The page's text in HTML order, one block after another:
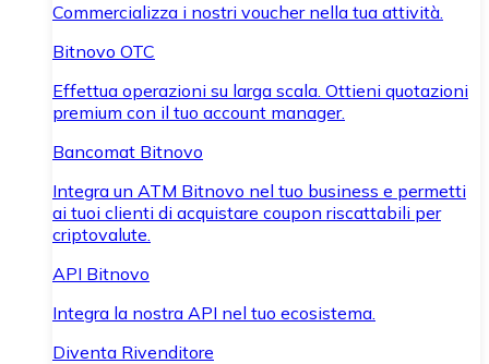
Commercializza i nostri voucher nella tua attività.
Bitnovo OTC
Effettua operazioni su larga scala. Ottieni quotazioni
premium con il tuo account manager.
Bancomat Bitnovo
Integra un ATM Bitnovo nel tuo business e permetti
ai tuoi clienti di acquistare coupon riscattabili per
criptovalute.
API Bitnovo
Integra la nostra API nel tuo ecosistema.
Diventa Rivenditore